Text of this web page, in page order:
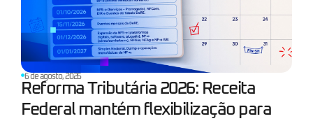
6 de agosto, 2026
Reforma Tributária 2026: Receita
Federal mantém flexibilização para